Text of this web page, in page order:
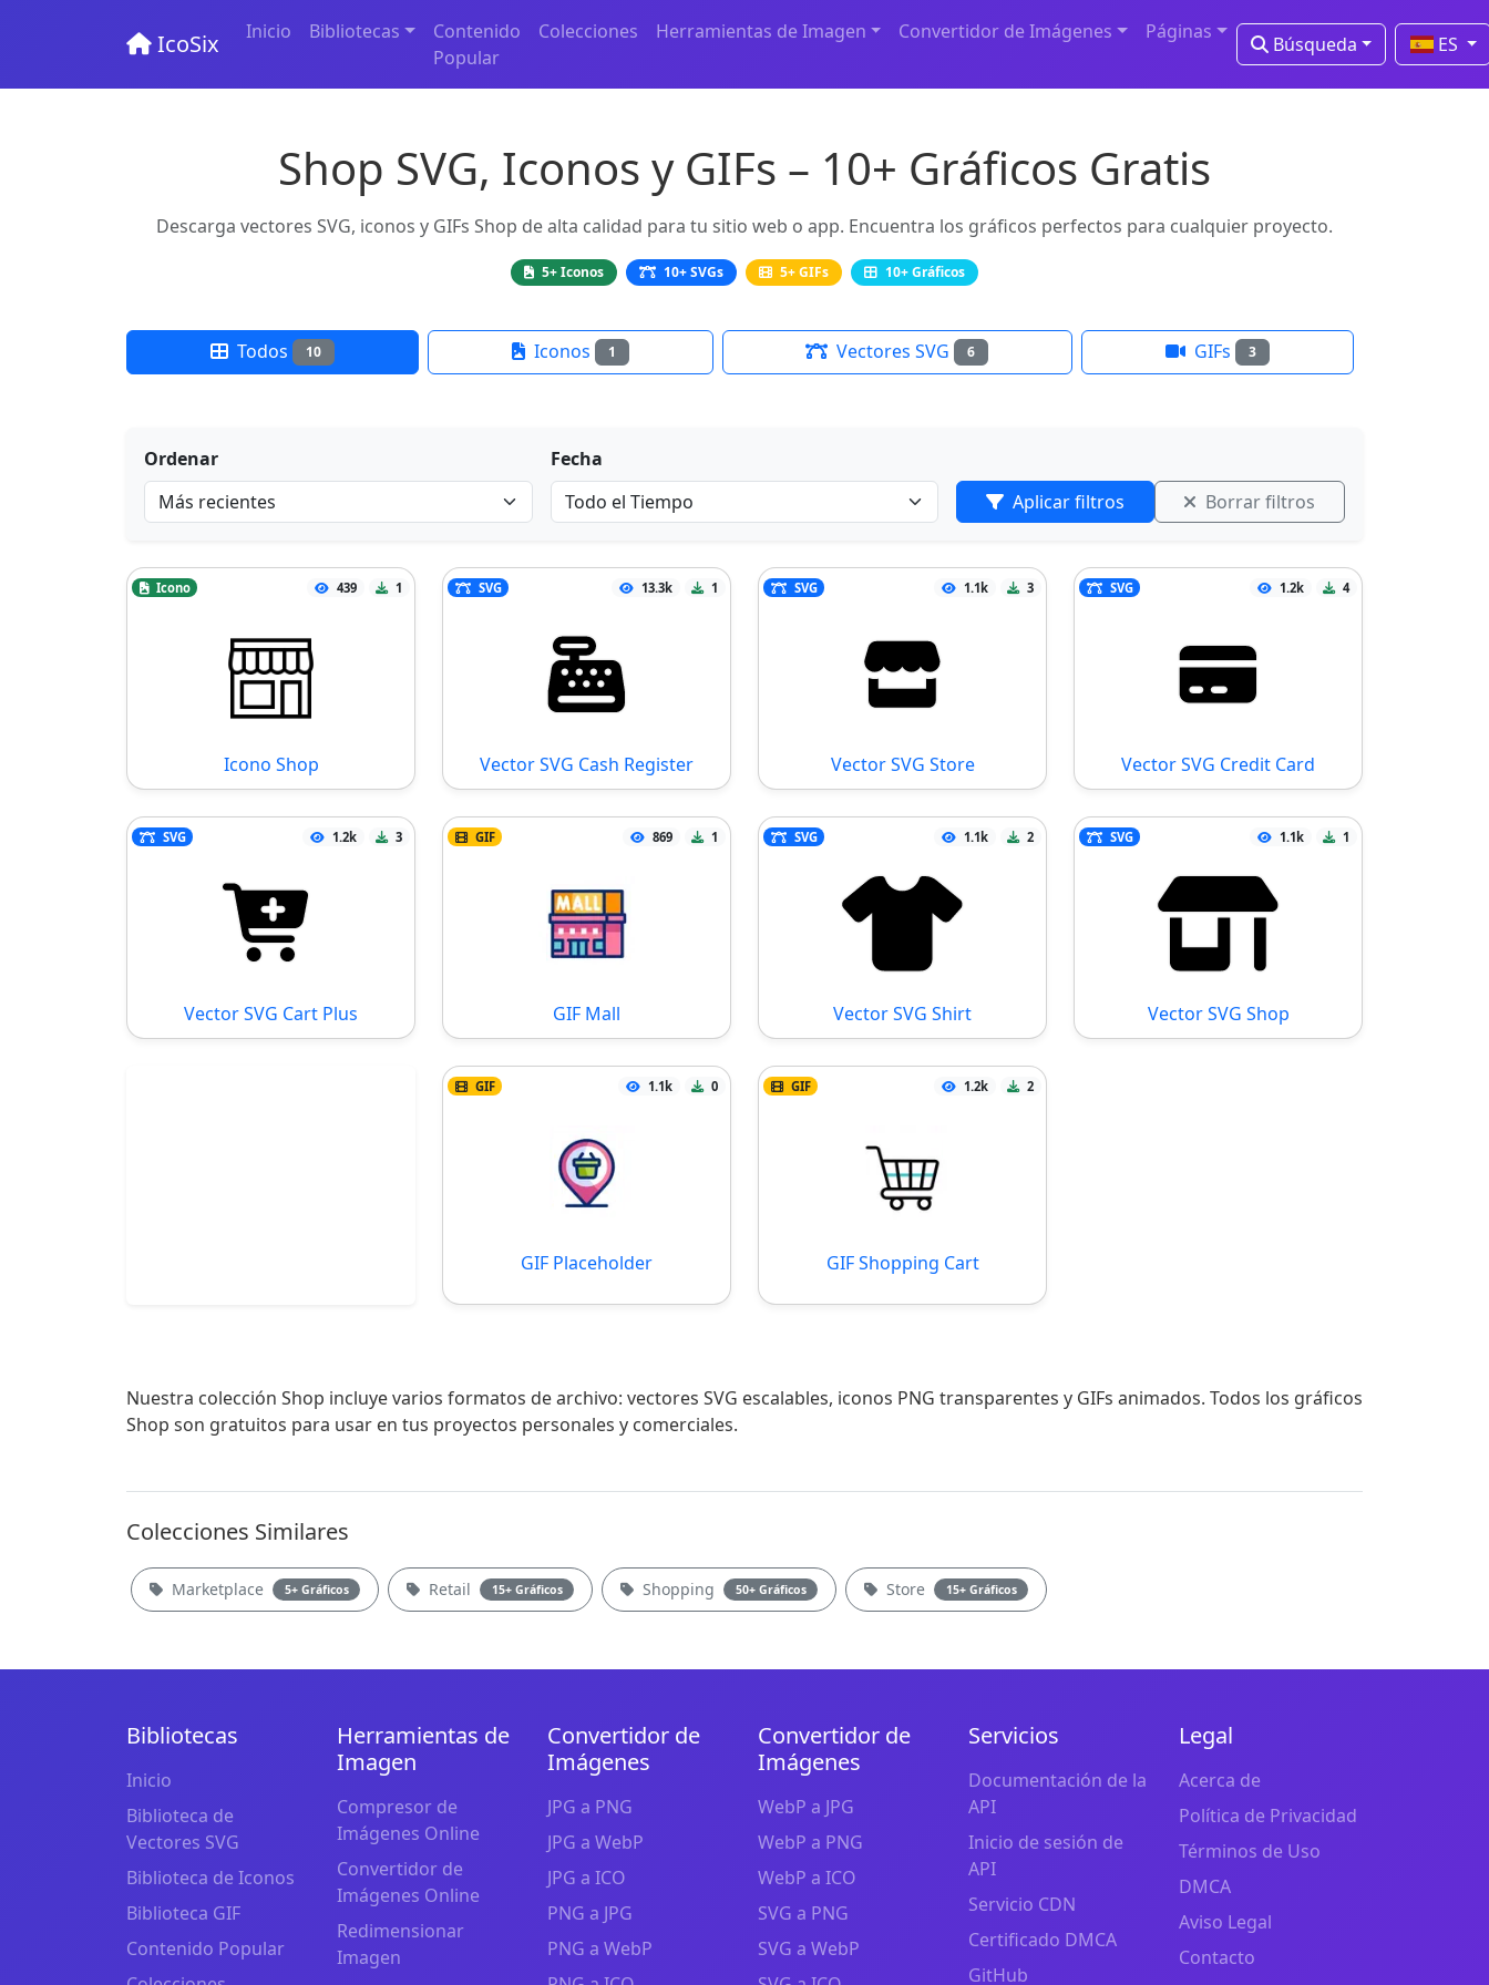
IcoSix Inicio Bibliotecas
Contenido
Popular
Colecciones Herramientas de Imagen Convertidor de Imágenes Páginas
Búsqueda ES
Shop SVG, Iconos y GIFs – 10+ Gráficos Gratis
Descarga vectores SVG, iconos y GIFs Shop de alta calidad para tu sitio web o app. Encuentra los gráficos perfectos para cualquier proyecto.
5+ Iconos 10+ SVGs 5+ GIFs 10+ Gráficos
Todos 10 Iconos 1 Vectores SVG 6 GIFs 3
Ordenar
Fecha
Aplicar filtros
Borrar filtros
Icono 439 1
Icono Shop
SVG 13.3k 1
Vector SVG Cash Register
SVG 1.1k 3
Vector SVG Store
SVG 1.2k 4
Vector SVG Credit Card
SVG 1.2k 3
Vector SVG Cart Plus
GIF 869 1
GIF Mall
SVG 1.1k 2
Vector SVG Shirt
SVG 1.1k 1
Vector SVG Shop
GIF 1.1k 0
GIF Placeholder
GIF 1.2k 2
GIF Shopping Cart
Nuestra colección Shop incluye varios formatos de archivo: vectores SVG escalables, iconos PNG transparentes y GIFs animados. Todos los gráficos
Shop son gratuitos para usar en tus proyectos personales y comerciales.
Colecciones Similares
Marketplace 5+ Gráficos Retail 15+ Gráficos Shopping 50+ Gráficos Store 15+ Gráficos
Bibliotecas
Inicio
Biblioteca de
Vectores SVG
Biblioteca de Iconos
Biblioteca GIF
Contenido Popular
Herramientas de
Imagen
Compresor de
Imágenes Online
Convertidor de
Imágenes Online
Redimensionar
Imagen
Convertidor de
Imágenes
JPG a PNG
JPG a WebP
JPG a ICO
PNG a JPG
PNG a WebP
Convertidor de
Imágenes
WebP a JPG
WebP a PNG
WebP a ICO
SVG a PNG
SVG a WebP
Servicios
Documentación de la
API
Inicio de sesión de
API
Servicio CDN
Certificado DMCA
GitHub
Legal
Acerca de
Política de Privacidad
Términos de Uso
DMCA
Aviso Legal
Contacto